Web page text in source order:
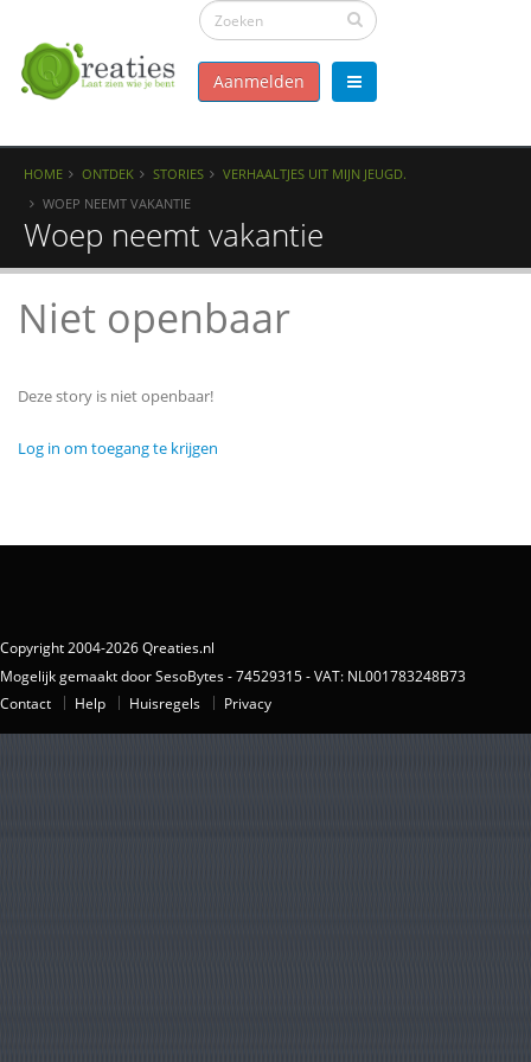
Aanmelden
HOME ONTDEK STORIES
VERHAALTJES UIT MIJN JEUGD.
WOEP NEEMT VAKANTIE
Woep neemt vakantie
Niet openbaar
Deze story is niet openbaar!
Log in om toegang te krijgen
Copyright 2004-2026 Qreaties.nl
Mogelijk gemaakt door SesoBytes - 74529315 - VAT: NL001783248B73
Contact
Help Huisregels Privacy